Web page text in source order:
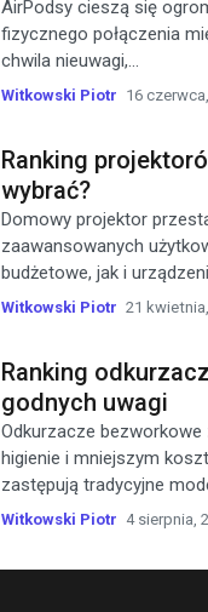
AirPodsy cieszą się
fizycznego połączenia
chwila nieuwagi,...
Witkowski Piotr 16
Ranking
wybrać?
Domowy projektor
zaawansowanych
budżetowe, jak i
Witkowski Piotr 21
Ranking
godnych uwagi
Odkurzacze bezworkowe
higienie i mniejszym
zastępują tradycyjne
Witkowski Piotr 4 sierpnia,